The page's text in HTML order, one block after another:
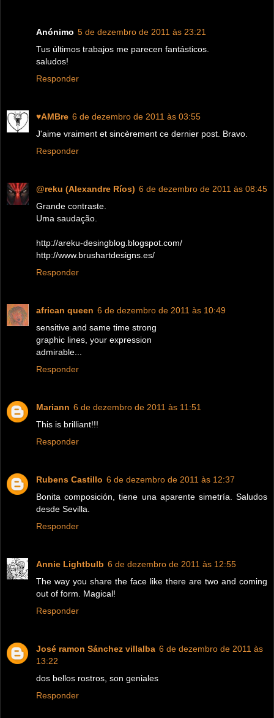
Anónimo 5 de dezembro de 2011 às 23:21
Tus últimos trabajos me parecen fantásticos.
saludos!
Responder
♥AMBre 6 de dezembro de 2011 às 03:55
J'aime vraiment et sincèrement ce dernier post. Bravo.
Responder
@reku (Alexandre Ríos) 6 de dezembro de 2011 às 08:45
Grande contraste.
Uma saudação.
http://areku-desingblog.blogspot.com/
http://www.brushartdesigns.es/
Responder
african queen 6 de dezembro de 2011 às 10:49
sensitive and same time strong
graphic lines, your expression
admirable...
Responder
Mariann 6 de dezembro de 2011 às 11:51
This is brilliant!!!
Responder
Rubens Castillo 6 de dezembro de 2011 às 12:37
Bonita composición, tiene una aparente simetría. Saludos
desde Sevilla.
Responder
Annie Lightbulb 6 de dezembro de 2011 às 12:55
The way you share the face like there are two and coming
out of form. Magical!
Responder
José ramon Sánchez villalba 6 de dezembro de 2011 às
13:22
dos bellos rostros, son geniales
Responder